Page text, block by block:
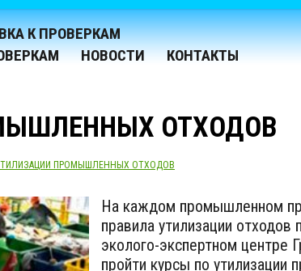
К ПРОВЕРКАМ
НОВОСТИ КОНТАКТЫ
ОТХОДОВ
ПРОМЫШЛЕННЫХ ОТХОДОВ
На каждом промышленном
правила утилизации отходов
эколого-экспертном центре
пройти курсы по